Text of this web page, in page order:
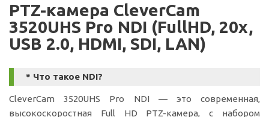
PTZ-камера CleverCam
3520UHS Pro NDI (FullHD, 20x,
USB 2.0, HDMI, SDI, LAN)
* Что такое NDI?
CleverCam3520UHS Pro NDI— это современная,
высокоскоростная Full HD PTZ-камера, с набором